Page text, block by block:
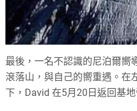
最後，一名不認識的尼泊爾嚮
滾落山，與自己的嚮重遇。在
下，David 在5月20日返回基